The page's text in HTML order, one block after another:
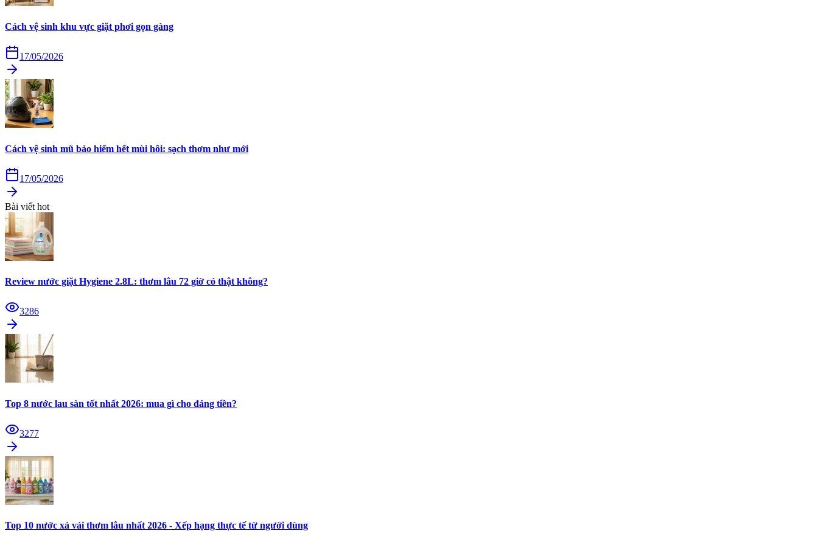
Cách vệ sinh khu vực giặt phơi gọn gàng
17/05/2026
Cách vệ sinh mũ bảo hiểm hết mùi hôi: sạch thơm như mới
17/05/2026
Bài viết hot
Review nước giặt Hygiene 2.8L: thơm lâu 72 giờ có thật không?
3286
Top 8 nước lau sàn tốt nhất 2026: mua gì cho đáng tiền?
3277
Top 10 nước xả vải thơm lâu nhất 2026 - Xếp hạng thực tế từ người dùng